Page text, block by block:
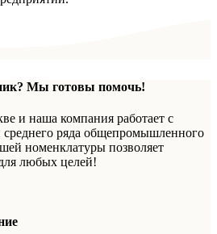
Мы готовы помочь!
и наша компания работает с
ряда общепромышленного
номенклатуры позволяет
любых целей!